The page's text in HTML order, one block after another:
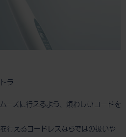
ラ
ーズに行えるよう、煩わしいコードを
行えるコードレスならではの扱いや